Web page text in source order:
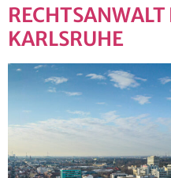
KARLSRUHE